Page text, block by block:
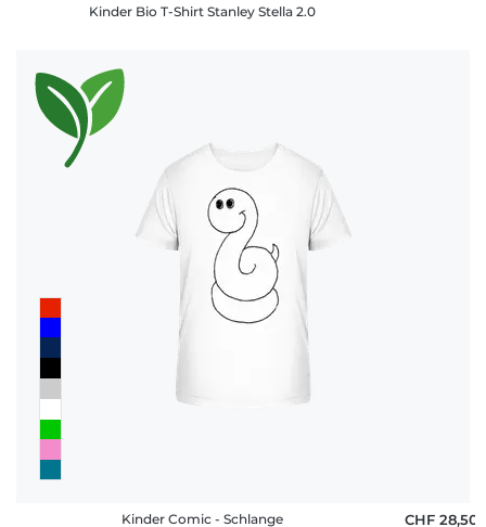
Kinder Bio T-Shirt Stanley Stella 2.0
Kinder Comic - Schlange
CHF 28,50